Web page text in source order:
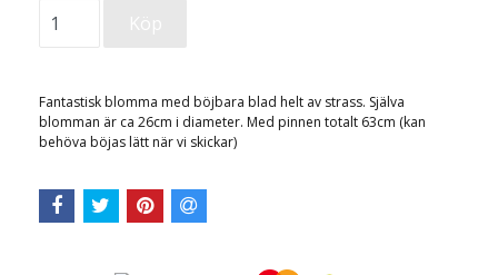
Fantastisk blomma med böjbara blad helt av strass. Själva
blomman är ca 26cm i diameter. Med pinnen totalt 63cm (kan
behöva böjas lätt när vi skickar)